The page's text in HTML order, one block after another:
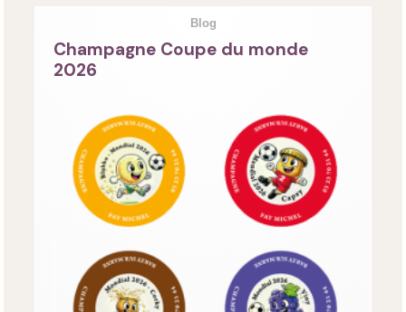
Blog
Champagne Coupe du monde
2026